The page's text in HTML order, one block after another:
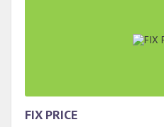
FIX PRICE